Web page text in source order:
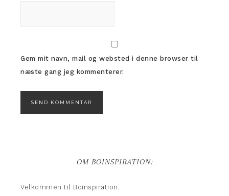
Gem mit navn, mail og websted i denne browser til
næste gang jeg kommenterer.
OM BOINSPIRATION:
Velkommen til Boinspiration.